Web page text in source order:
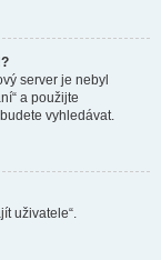
server je nebyl
a použijte
vyhledávat.
uživatele“.